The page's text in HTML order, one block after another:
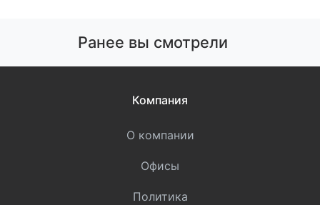
Ранее вы смотрели
Компания
О компании
Офисы
Политика